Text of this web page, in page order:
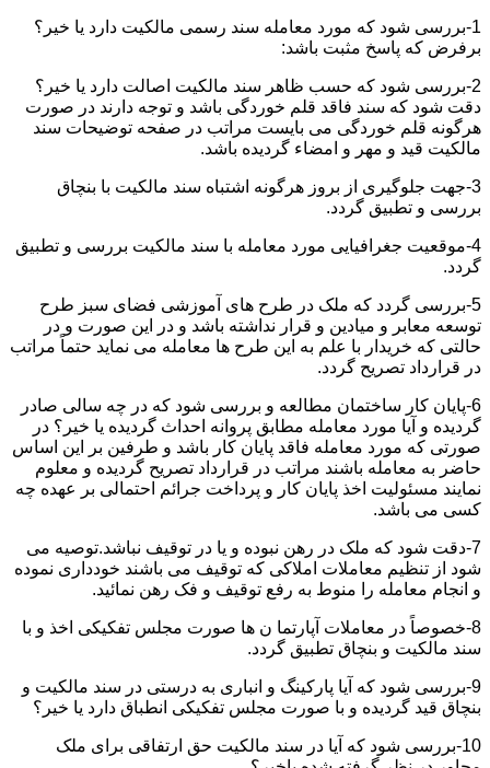
1-بررسی شود که مورد معامله سند رسمی مالکیت دارد یا خیر؟
برفرض که پاسخ مثبت باشد:
2-بررسی شود که حسب ظاهر سند مالکیت اصالت دارد یا خیر؟
دقت شود که سند فاقد قلم خوردگی باشد و توجه دارند در صورت
هرگونه قلم خوردگی می بایست مراتب در صفحه توضیحات سند
مالکیت قید و مهر و امضاء گردیده باشد.
3-جهت جلوگیری از بروز هرگونه اشتباه سند مالکیت با بنچاق
بررسی و تطبیق گردد.
4-موقعیت جغرافیایی مورد معامله با سند مالکیت بررسی و تطبیق
گردد.
5-بررسی گردد که ملک در طرح های آموزشی فضای سبز طرح
توسعه معابر و میادین و قرار نداشته باشد و در این صورت و در
حالتی که خریدار با علم به این طرح ها معامله می نماید حتماً مراتب
در قرارداد تصریح گردد.
6-پایان کار ساختمان مطالعه و بررسی شود که در چه سالی صادر
گردیده و آیا مورد معامله مطابق پروانه احداث گردیده یا خیر؟ در
صورتی که مورد معامله فاقد پایان کار باشد و طرفین بر این اساس
حاضر به معامله باشند مراتب در قرارداد تصریح گردیده و معلوم
نمایند مسئولیت اخذ پایان کار و پرداخت جرائم احتمالی بر عهده چه
کسی می باشد.
7-دقت شود که ملک در رهن نبوده و یا در توقیف نباشد.توصیه می
شود از تنظیم معاملات املاکی که توقیف می باشند خودداری نموده
و انجام معامله را منوط به رفع توقیف و فک رهن نمائید.
8-خصوصاً در معاملات آپارتما ن ها صورت مجلس تفکیکی اخذ و با
سند مالکیت و بنچاق تطبیق گردد.
9-بررسی شود که آیا پارکینگ و انباری به درستی در سند مالکیت و
بنچاق قید گردیده و با صورت مجلس تفکیکی انطباق دارد یا خیر؟
10-بررسی شود که آیا در سند مالکیت حق ارتفاقی برای ملک